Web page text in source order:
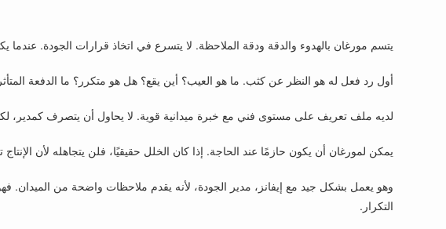
يتسم مورغان بالهدوء والدقة ودقة الملاحظة. لا يتسرع في اتخاذ قرارات الجودة.
أول رد فعل له هو النظر عن كثب. ما هو العيب؟ أين يقع؟ هل هو متكرر؟ ما الدفعة
لديه ملف تعريف على مستوى فني مع خبرة ميدانية قوية. لا يحاول أن يتصرف كمدير،
يمكن لمورغان أن يكون حازمًا عند الحاجة. إذا كان الخلل حقيقيًا، فلن يتجاهله لأن
وهو يعمل بشكل جيد مع إيفانز، مدير الجودة، لأنه يقدم ملاحظات واضحة من الميدان.
التكرار.